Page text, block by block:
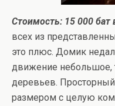
Стоимость: 15 000 бат
всех из
это плюс. Домик
движение небольшое,
деревьев.
размером с целую